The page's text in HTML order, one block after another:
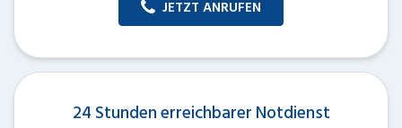
JETZT ANRUFEN
24 Stunden erreichbarer Notdienst